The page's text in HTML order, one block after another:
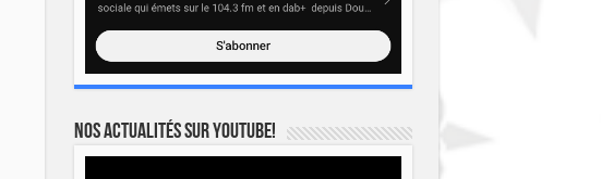
Nos actualités sur YOUTUBE!